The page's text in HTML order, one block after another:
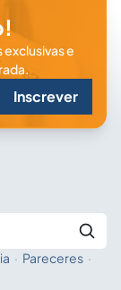
e
Inscrever
· Pareceres ·